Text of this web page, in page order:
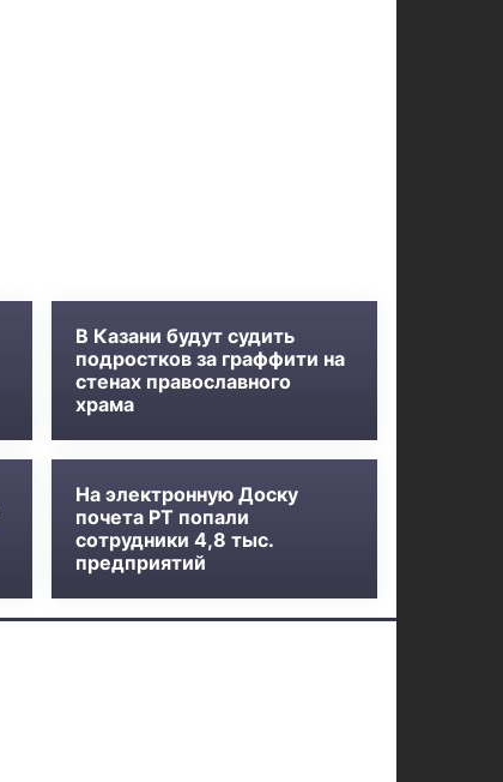
В Казани будут судить
подростков за граффити на
стенах православного
храма
На электронную Доску
почета РТ попали
сотрудники 4,8 тыс.
предприятий